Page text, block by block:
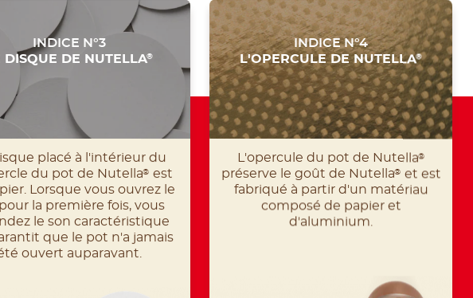
INDICE N°3
DISQUE DE NUTELLA®
placé à l'intérieur du
du pot de Nutella® est
Lorsque vous ouvrez le
la première fois, vous
le son caractéristique
que le pot n'a jamais
ouvert auparavant.
INDICE N°4
L'OPERCULE DE NUTELLA®
L'opercule du pot de Nutella®
préserve le goût de Nutella® et est
fabriqué à partir d'un matériau
composé de papier et
d'aluminium.